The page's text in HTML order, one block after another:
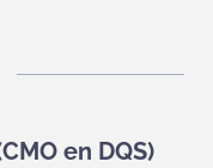
en DQS)